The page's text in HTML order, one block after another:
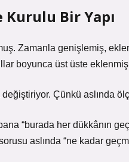
Kurulu Bir Yapı
Zamanla genişlemiş,
boyunca üst üste
değiştiriyor. Çünkü aslında
“burada her dükkânın
aslında “ne kadar